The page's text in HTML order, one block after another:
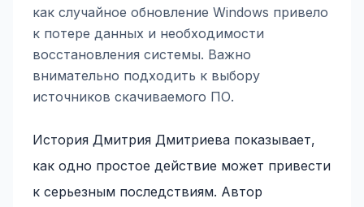
как случайное обновление Windows привело
к потере данных и необходимости
восстановления системы. Важно
внимательно подходить к выбору
источников скачиваемого ПО.
История Дмитрия Дмитриева показывает,
как одно простое действие может привести
к серьезным последствиям. Автор